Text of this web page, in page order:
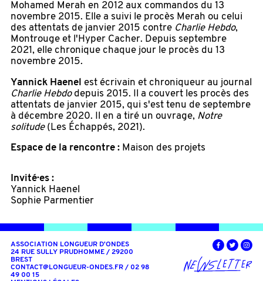
Mohamed Merah en 2012 aux commandos du 13
novembre 2015. Elle a suivi le procès Merah ou celui
des attentats de janvier 2015 contre Charlie Hebdo,
Montrouge et l'Hyper Cacher. Depuis septembre
2021, elle chronique chaque jour le procès du 13
novembre 2015.
Yannick Haenel
est écrivain et chroniqueur au journal
Charlie Hebdodepuis 2015. Il a couvert les procès des
attentats de janvier 2015, qui s'est tenu de septembre
à décembre 2020. Il en a tiré un ouvrage, Notre
solitude(Les Échappés, 2021).
Espace de la rencontre : Maison des projets
Invité·es :
Yannick Haenel
Sophie Parmentier
ASSOCIATION LONGUEUR D'ONDES
24 RUE SULLY PRUDHOMME / 29200
BREST
CONTACT@LONGUEUR-ONDES.FR / 02 98
49 00 15